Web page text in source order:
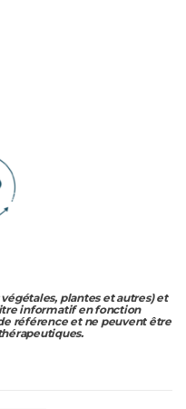
plantes et autres) et
informatif en fonction
référence et ne peuvent être